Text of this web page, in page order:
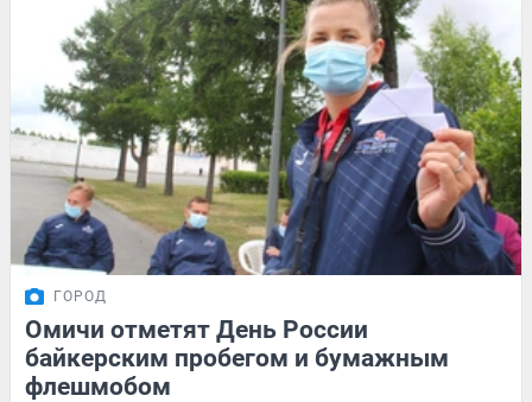
ГОРОД
Омичи отметят День России
байкерским пробегом и бумажным
флешмобом